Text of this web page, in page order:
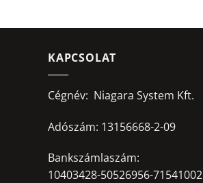
A
a
termékoldalon
választhatók
KAPCSOLAT
Cégnév: Niagara System Kft.
Adószám: 13156668-2-09
Bankszámlaszám:
10403428-50526956-71541002